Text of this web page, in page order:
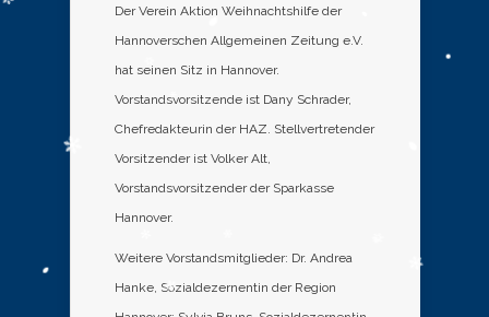
Der Verein Aktion Weihnachtshilfe der
Hannoverschen Allgemeinen Zeitung e.V.
hat seinen Sitz in Hannover.
Vorstandsvorsitzende ist Dany Schrader,
Chefredakteurin der HAZ. Stellvertretender
Vorsitzender ist Volker Alt,
Vorstandsvorsitzender der Sparkasse
Hannover.
Weitere Vorstandsmitglieder: Dr. Andrea
Hanke, Sozialdezernentin der Region